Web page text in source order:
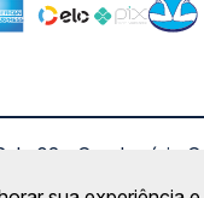
02 - Condomínio